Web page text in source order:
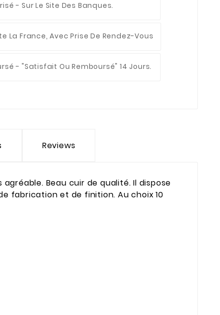
- Sur Le Site Des Banques.
La France, Avec Prise De Rendez-Vous
- "Satisfait Ou Remboursé" 14 Jours.
Reviews
Beau cuir de qualité. Il dispose
fabrication et de finition. Au choix 10